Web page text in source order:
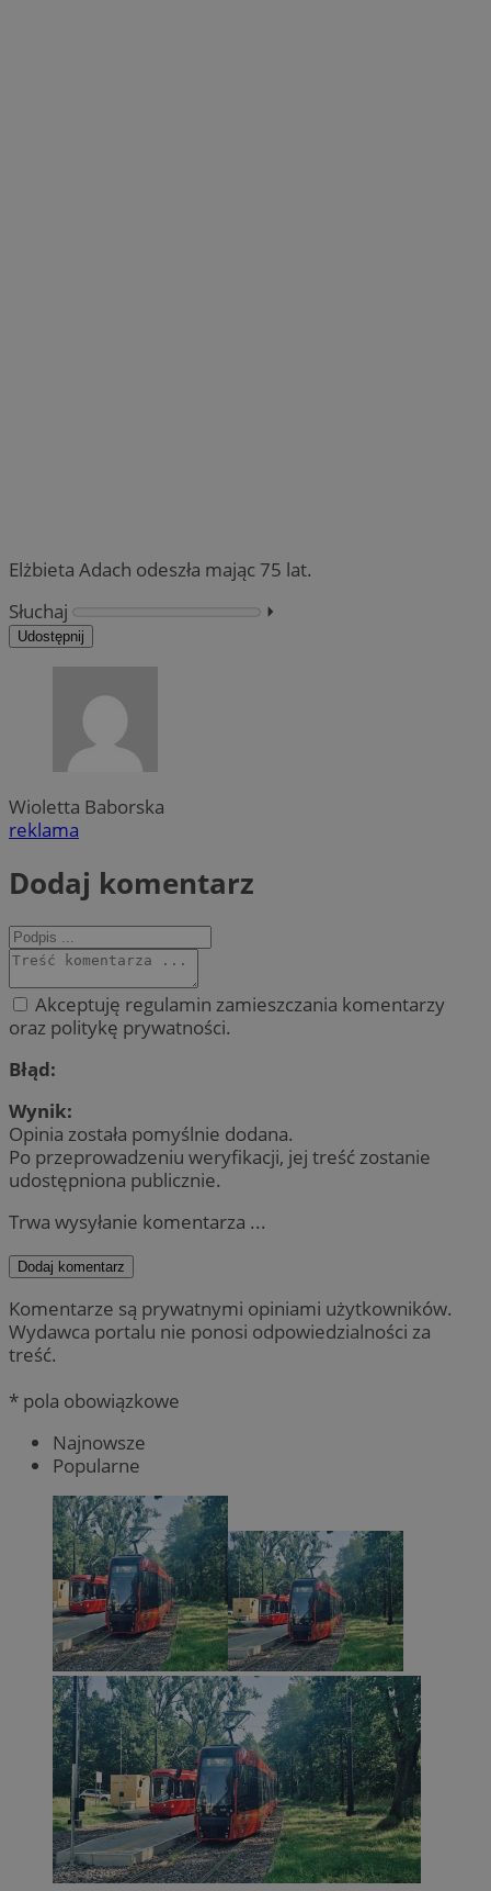
Elżbieta Adach odeszła mając 75 lat.
Słuchaj
⏵︎
Udostępnij
Wioletta Baborska
reklama
Dodaj komentarz
Akceptuję regulamin zamieszczania komentarzy
oraz politykę prywatności.
Błąd:
Wynik:
Opinia została pomyślnie dodana.
Po przeprowadzeniu weryfikacji, jej treść zostanie
udostępniona publicznie.
Trwa wysyłanie komentarza ...
Dodaj komentarz
Komentarze są prywatnymi opiniami użytkowników.
Wydawca portalu nie ponosi odpowiedzialności za
treść.
* pola obowiązkowe
Najnowsze
Popularne